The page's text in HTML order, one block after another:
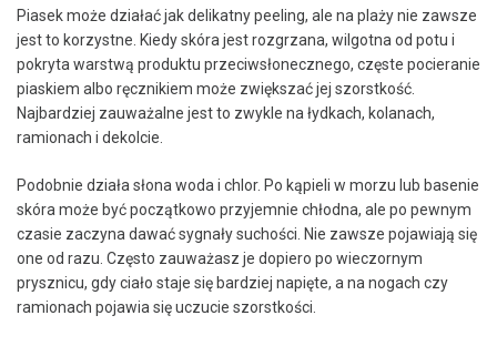
Piasek może działać jak delikatny peeling, ale na plaży nie zawsze
jest to korzystne. Kiedy skóra jest rozgrzana, wilgotna od potu i
pokryta warstwą produktu przeciwsłonecznego, częste pocieranie
piaskiem albo ręcznikiem może zwiększać jej szorstkość.
Najbardziej zauważalne jest to zwykle na łydkach, kolanach,
ramionach i dekolcie.
Podobnie działa słona woda i chlor. Po kąpieli w morzu lub basenie
skóra może być początkowo przyjemnie chłodna, ale po pewnym
czasie zaczyna dawać sygnały suchości. Nie zawsze pojawiają się
one od razu. Często zauważasz je dopiero po wieczornym
prysznicu, gdy ciało staje się bardziej napięte, a na nogach czy
ramionach pojawia się uczucie szorstkości.